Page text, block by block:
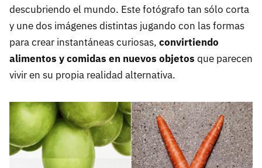
descubriendo el mundo. Este fotógrafo tan sólo corta
y une dos imágenes distintas jugando con las formas
para crear instantáneas curiosas, convirtiendo
alimentos y comidas en nuevos objetos que parecen
vivir en su propia realidad alternativa.